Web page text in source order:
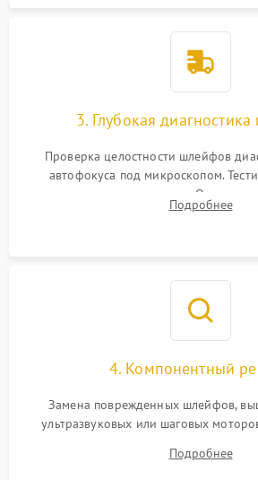
3. Глубокая диагностика
Проверка целостности шлейфов
автофокуса под микроскопом.
электромагнитного привода. Очистка
от пыли, следов влаги и грибка
Подробнее
4. Компонентный
Замена поврежденных шлейфов,
ультразвуковых или шаговых
геометрии направляющих при
неисправного блока диафрагмы,
Подробнее